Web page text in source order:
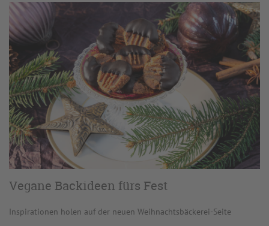
Vegane Backideen fürs Fest
Inspirationen holen auf der neuen Weihnachtsbäckerei-Seite